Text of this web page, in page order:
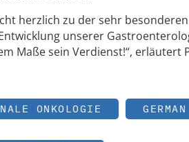
herzlich zu der sehr
unserer
Maße sein Verdienst!“, erläutert
ONKOLOGIE